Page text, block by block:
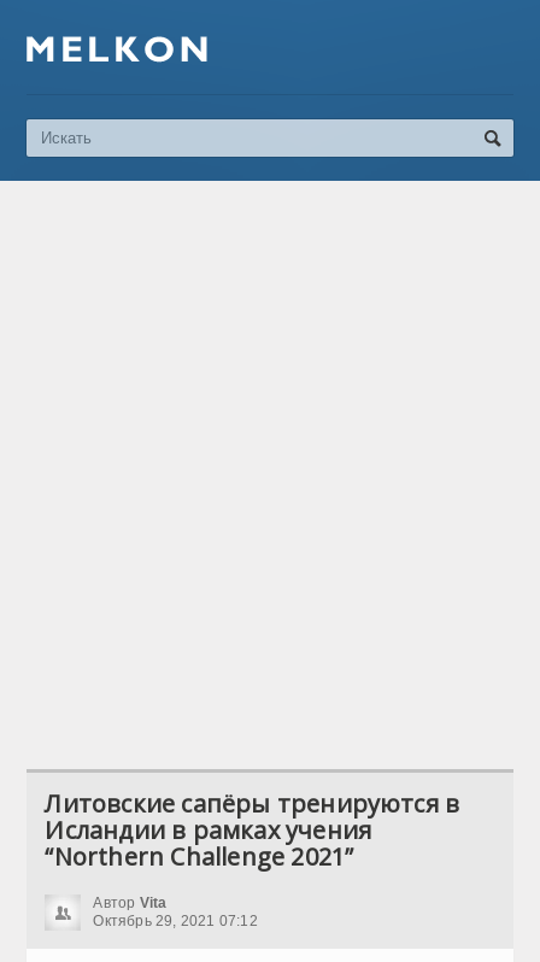
Литовские сапёры тренируются в
Исландии в рамках учения
“Northern Challenge 2021”
Автор Vita
Октябрь 29, 2021 07:12